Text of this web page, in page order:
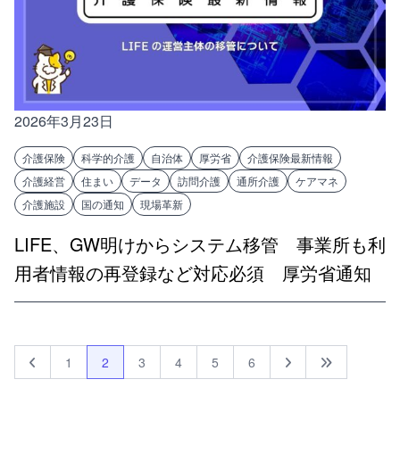
2026年3月23日
介護保険 科学的介護 自治体 厚労省
介護保険最新情報
介護経営
住まい データ 訪問介護 通所介護
ケアマネ
介護施設
国の通知 現場革新
LIFE、GW明けからシステム移管 事業所も利
用者情報の再登録など対応必須 厚労省通知
1 2 3 4 5 6